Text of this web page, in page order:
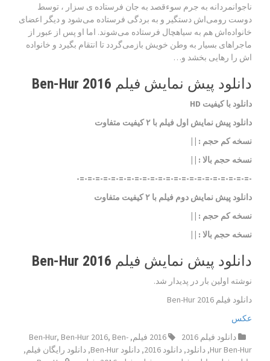
ناجوانمردانه به جرم سوءقصد به جان فرستاده ی سزار ، توسط
دوست رومی‌اش دستگیر و به بردگی فرستاده می‌شود و دیگر اعضای
خانواده‌اش هم به سیاهچال فرستاده می‌شوند. اما او پس از عبور از
ماجراهای بسیار به وطن خویش بازمی‌گردد تا انتقام بگیرد و خانواده
اش را رهایی بخشد و…
دانلود پیش نمایش فیلم Ben-Hur 2016
دانلود با کیفیت HD
دانلود پیش نمایش اول فیلم با ۲ کیفیت متفاوت
نسخه کم حجم : | |
نسخه حجم بالا : | |
-=-=-=-=-=-=-=-=-=-=-=-=-=-=-=-=-=-=-=-=-=-=-
دانلود پیش نمایش دوم فیلم با ۲ کیفیت متفاوت
نسخه کم حجم : | |
نسخه حجم بالا : | |
دانلود پیش نمایش فیلم Ben-Hur 2016
نوشته اولین بار در پدیدار شد.
دانلود فیلم Ben-Hur 2016
عکس
دانلود فیلم 2016
2016 فیلم ,
Ben-Hur, Ben-Hur 2016, Ben-
Hur Ben-Hur
, دانلود, دانلود 2016 , دانلود Ben-Hur , دانلود رایگان فیلم,